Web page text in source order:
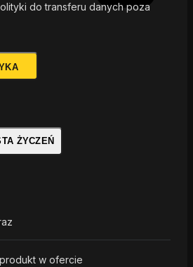
do transferu danych poza
ŻYCZEŃ
w ofercie